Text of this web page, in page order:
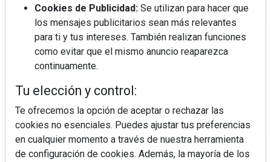
Regístrate y accede a contenidos
Correo electrónico
Cookies de Publicidad: Se utilizan para hacer que
los mensajes publicitarios sean más relevantes
para ti y tus intereses. También realizan funciones
como evitar que el mismo anuncio reaparezca
continuamente.
Tu elección y control:
Te ofrecemos la opción de aceptar o rechazar las
cookies no esenciales. Puedes ajustar tus preferencias
en cualquier momento a través de nuestra herramienta
de configuración de cookies. Además, la mayoría de los